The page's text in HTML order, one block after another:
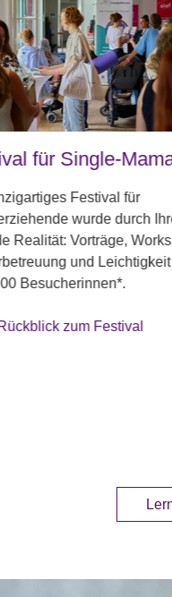
FIT-
Finanzen im Griff –
Mit individueller
motivierenden
konnten 2024 fast 850
Finanzen ordnen und